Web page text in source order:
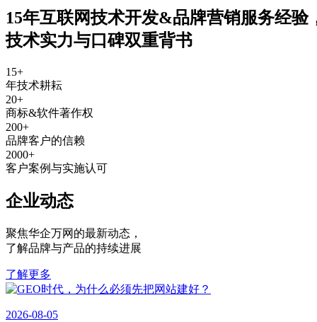
15年互联网技术开发&品牌营销服务经验
技术实力与口碑双重背书
15+
年技术耕耘
20+
商标&软件著作权
200+
品牌客户的信赖
2000+
客户案例与实施认可
企业动态
聚焦华企万网的最新动态 ，
了解品牌与产品的持续进展
了解更多
2026-08-05